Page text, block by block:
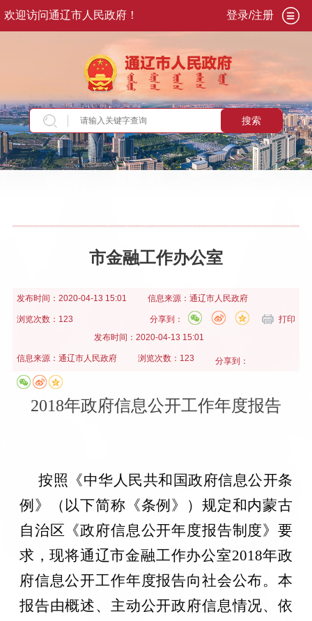
欢迎访问通辽市人民政府！ 登录/注册
搜索
当前位置：首页>政务公开>政府信息公开年报
市金融工作办公室
发布时间： 2020-04-13 15:01 信息来源： 通辽市人民政府
浏览次数：123 打印
分享到：
发布时间： 2020-04-13 15:01
信息来源： 通辽市人民政府 浏览次数：123 分享到：
2018年政府信息公开工作年度报告
按照《中华人民共和国政府信息公开条
例》（以下简称《条例》）规定和内蒙古
自治区《政府信息公开年度报告制度》要
求，现将通辽市金融工作办公室2018年政
府信息公开工作年度报告向社会公布。本
报告由概述、主动公开政府信息情况、依